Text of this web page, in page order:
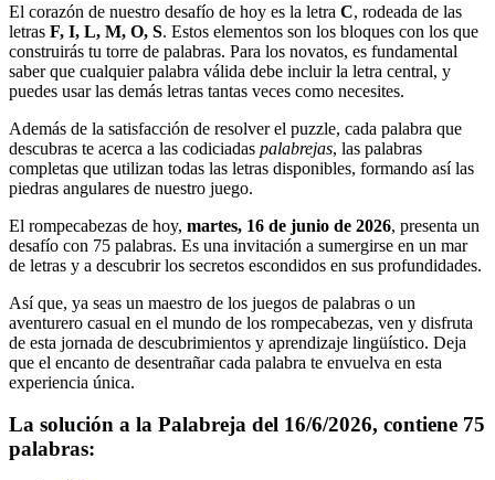
El corazón de nuestro desafío de hoy es la letra C, rodeada de las
letras F, I, L, M, O, S. Estos elementos son los bloques con los que
construirás tu torre de palabras. Para los novatos, es fundamental
saber que cualquier palabra válida debe incluir la letra central, y
puedes usar las demás letras tantas veces como necesites.
Además de la satisfacción de resolver el puzzle, cada palabra que
descubras te acerca a las codiciadas palabrejas, las palabras
completas que utilizan todas las letras disponibles, formando así las
piedras angulares de nuestro juego.
El rompecabezas de hoy, martes, 16 de junio de 2026, presenta un
desafío con 75 palabras. Es una invitación a sumergirse en un mar
de letras y a descubrir los secretos escondidos en sus profundidades.
Así que, ya seas un maestro de los juegos de palabras o un
aventurero casual en el mundo de los rompecabezas, ven y disfruta
de esta jornada de descubrimientos y aprendizaje lingüístico. Deja
que el encanto de desentrañar cada palabra te envuelva en esta
experiencia única.
La solución a la Palabreja del 16/6/2026, contiene 75
palabras: